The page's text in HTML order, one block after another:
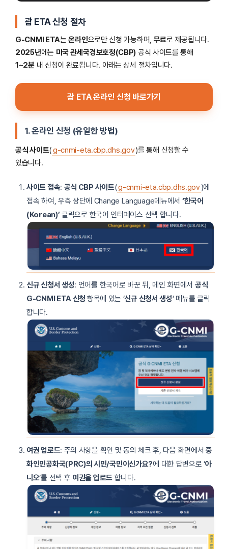
괌 ETA 신청 절차
G-CNMI ETA는온라인으로만 신청 가능하며, 무료로 제공됩니다.
2025년에는 미국 관세국경보호청(CBP) 공식 사이트를 통해
1~2분내 신청이 완료됩니다. 아래는 상세 절차입니다.
괌 ETA 온라인 신청 바로가기
1. 온라인 신청 (유일한 방법)
공식 사이트(g-cnmi-eta.cbp.dhs.gov)를 통해 신청할 수
있습니다.
사이트 접속: 공식 CBP 사이트(g-cnmi-eta.cbp.dhs.gov)에
접속 하여, 우측 상단에 Change Language메뉴에서 ‘한국어
(Korean)’클릭으로 한국어 인터페이스 선택 합니다.
신규 신청서 생성: 언어를 한국어로 바꾼 뒤, 메인 화면에서 공식
G-CNMI ETA 신청 항목에 있는 ‘신규 신청서 생성‘ 메뉴를 클릭
합니다.
여권 업로드: 주의 사항을 확인 및 동의 체크 후, 다음 화면에서 중
화인민공화국(PRC)의 시민/국민이신가요?에 대한 답변으로 ‘아
니오‘를 선택 후 여권을 업로드합니다.